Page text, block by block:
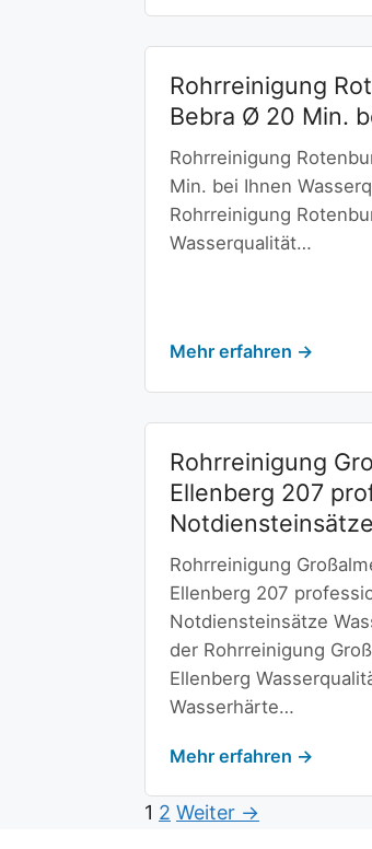
Rohrreinigung
Bebra Ø 20 Min.
Rohrreinigung
Min. bei Ihnen
Rohrreinigung
Wasserqualität…
Mehr erfahren →
Rohrreinigung
Ellenberg 207
Notdiensteinsätze
Rohrreinigung
Ellenberg 207
Notdiensteinsätze
der Rohrreinigung
Ellenberg
Wasserhärte…
Mehr erfahren →
1 2 Weiter →